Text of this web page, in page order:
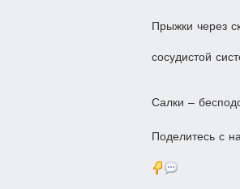
Прыжки через
сосудистой
Салки –
Поделитесь с